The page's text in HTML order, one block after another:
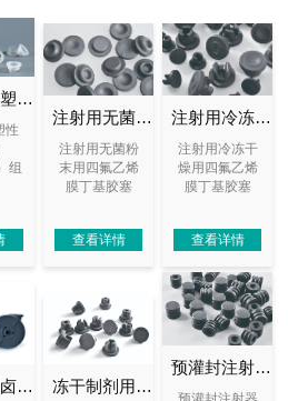
聚丙烯热塑性弹性体（PP/TPE）组合盖
性
组
注射用无菌粉末用四氟乙烯膜丁基胶塞
注射用无菌粉
末用四氟乙烯
膜丁基胶塞
查看详情
注射用冷冻干燥用四氟乙烯膜丁基胶塞
注射用冷冻干
燥用四氟乙烯
膜丁基胶塞
查看详情
注射液用卤化丁基橡胶塞 冻干制剂用卤化丁基橡胶塞
预灌封注射器用卤化丁基橡胶活塞